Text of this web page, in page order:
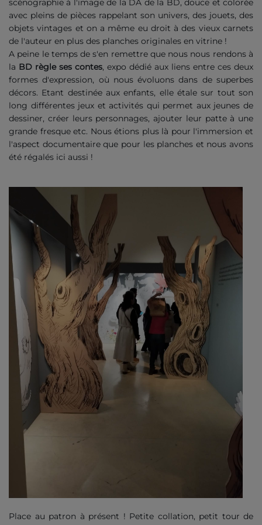
scénographie à l'image de la DA de la BD, douce et colorée
avec pleins de pièces rappelant son univers, des jouets, des
objets vintages et on a même eu droit à des vieux carnets
de l'auteur en plus des planches originales en vitrine !
A peine le temps de s'en remettre que nous nous rendons à
la BD règle ses contes, expo dédié aux liens entre ces deux
formes d'expression, où nous évoluons dans de superbes
décors. Etant destinée aux enfants, elle étale sur tout son
long différentes jeux et activités qui permet aux jeunes de
dessiner, créer leurs personnages, ajouter leur patte à une
grande fresque etc. Nous étions plus là pour l'immersion et
l'aspect documentaire que pour les planches et nous avons
été régalés ici aussi !
Place au patron à présent ! Petite collation, petit tour de